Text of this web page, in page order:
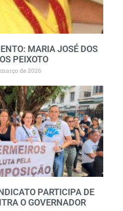
MARIA JOSÉ DOS
PEIXOTO
de 2026
PARTICIPA DE
O GOVERNADOR